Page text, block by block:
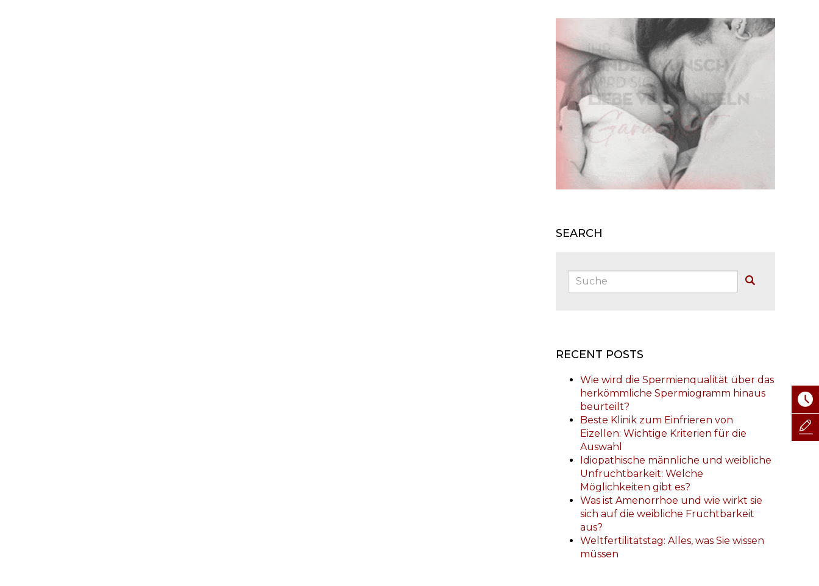
SEARCH
Suche:
RECENT POSTS
Wie wird die Spermienqualität über das
herkömmliche Spermiogramm hinaus
beurteilt?
Beste Klinik zum Einfrieren von
Eizellen: Wichtige Kriterien für die
Auswahl
Idiopathische männliche und weibliche
Unfruchtbarkeit: Welche
Möglichkeiten gibt es?
Was ist Amenorrhoe und wie wirkt sie
sich auf die weibliche Fruchtbarkeit
aus?
Weltfertilitätstag: Alles, was Sie wissen
müssen